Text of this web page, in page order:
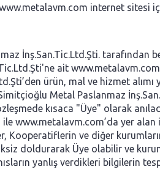
internet
İnş.San.Tic.Ltd.Şti. tarafından
ait
ürün, mal ve hizmet
Metal Paslanmaz
kısaca "Üye" olarak
ile www.metalavm.com’da yer
Kooperatiflerin ve diğer
doldurarak Üye olabilir ve
yanlış verdikleri